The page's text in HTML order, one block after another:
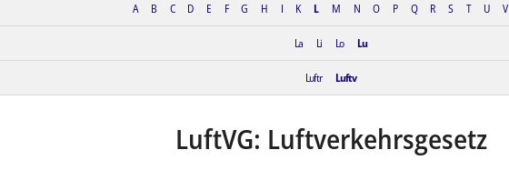
A B C D E F G H I K L M N O P Q R S T U V
La Li Lo Lu
Luftr Luftv
LuftVG: Luftverkehrsgesetz